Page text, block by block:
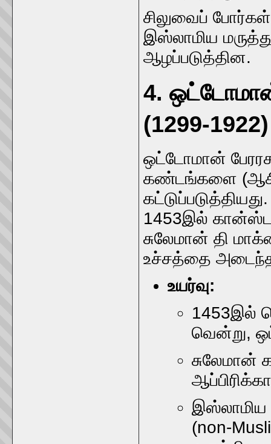
சிலுவைப்
இஸ்லாமிய
ஆழப்படுத்தின.
4. ஒட்டோமான்
(1299-1922)
ஒட்டோமான்
கண்டங்களை
1453இல்
சுலேமான் தி
உச்சத்தை
உயர்வு:
1453இல்
வென்று,
சுலேமான்
இஸ்லாமிய
(non-